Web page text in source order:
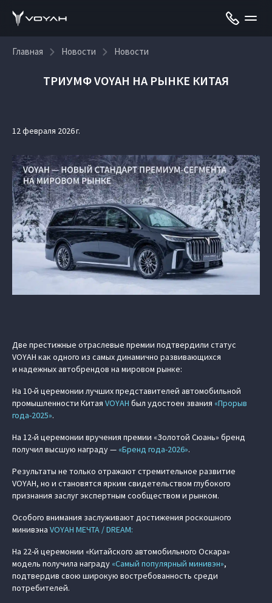
Главная Новости Новости
ТРИУМФ VOYAH НА РЫНКЕ КИТАЯ
12 февраля 2026 г.
Две престижные отраслевые премии подтвердили статус
VOYAH как одного из самых динамично развивающихся
и надежных автобрендов на мировом рынке:
На 10-й церемонии лучших представителей автомобильной
промышленности Китая VOYAH был удостоен звания «Прорыв
года-2025».
На 12-й церемонии вручения премии «Золотой Сюань» бренд
получил высшую награду — «Бренд года-2026».
Результаты не только отражают стремительное развитие
VOYAH, но и становятся ярким свидетельством глубокого
признания заслуг экспертным сообществом и рынком.
Особого внимания заслуживают достижения роскошного
минивэна VOYAH МЕЧТА / DREAM:
На 22-й церемонии «Китайского автомобильного Оскара»
модель получила награду «Самый популярный минивэн»,
подтвердив свою широкую востребованность среди
потребителей.